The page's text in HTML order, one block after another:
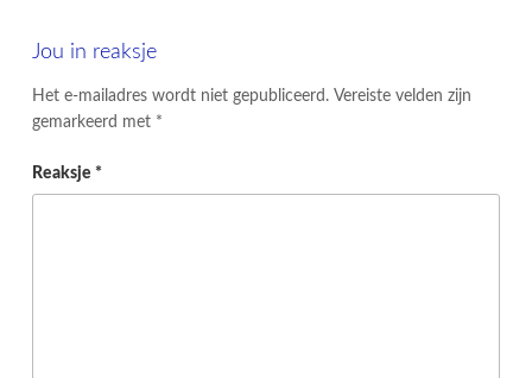
Jou in reaksje
Het e-mailadres wordt niet gepubliceerd. Vereiste velden zijn
gemarkeerd met *
Reaksje *